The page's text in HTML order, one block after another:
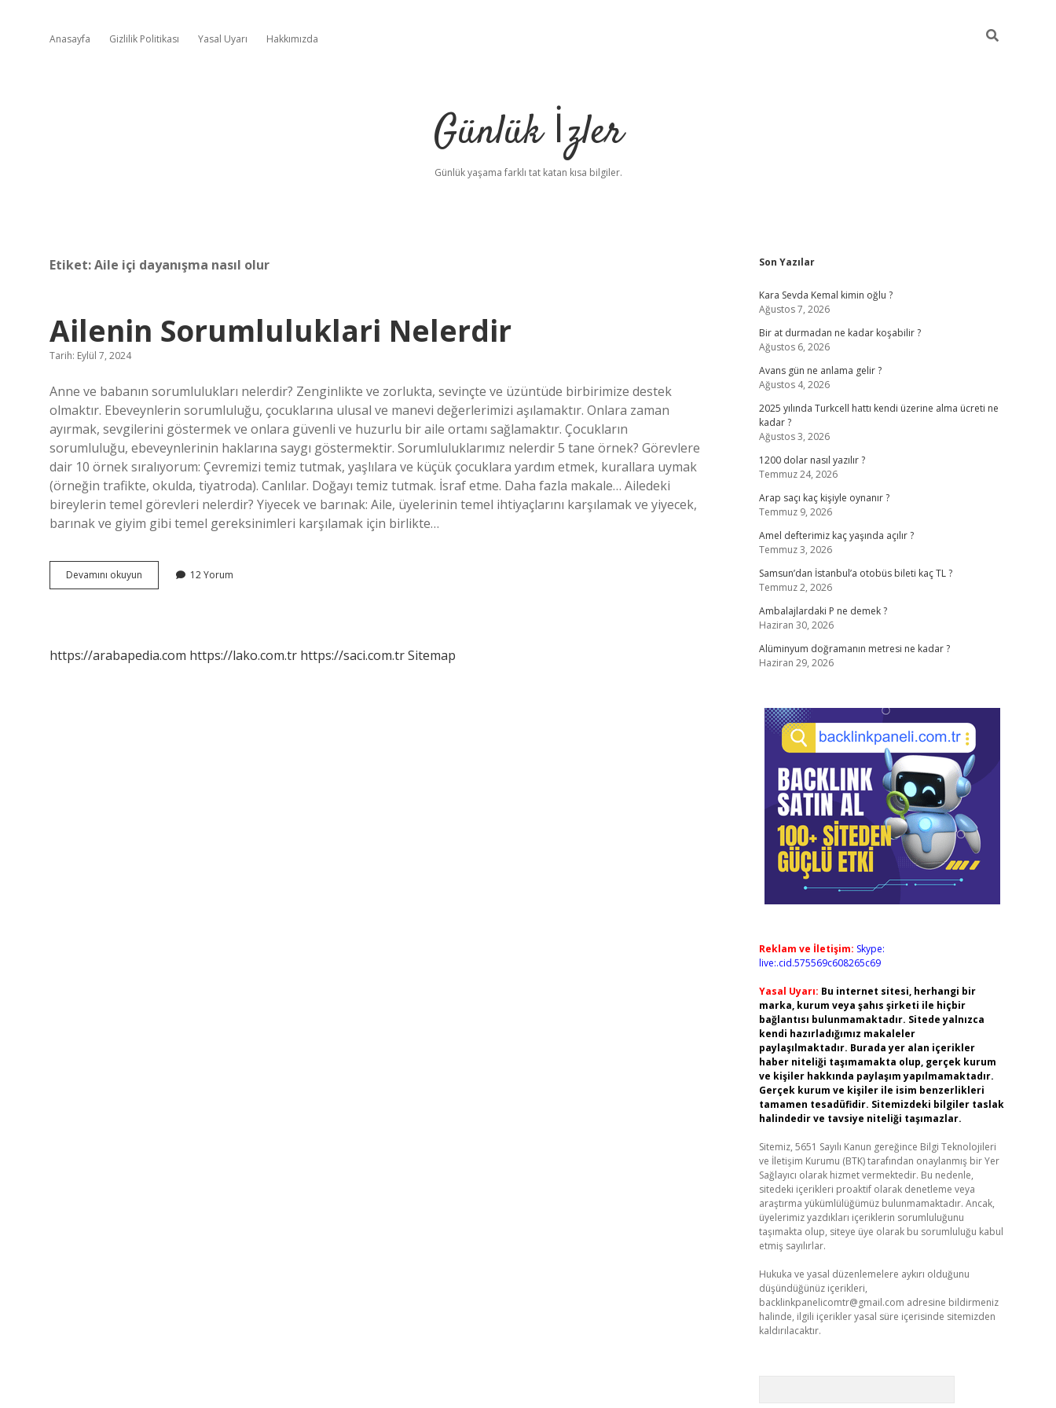
Anasayfa Gizlilik Politikası Yasal Uyarı Hakkımızda
Günlük İzler
Günlük yaşama farklı tat katan kısa bilgiler.
Etiket:Aile içi dayanışma nasıl olur
Ailenin Sorumluluklari Nelerdir
Tarih: Eylül 7, 2024
Anne ve babanın sorumlulukları nelerdir? Zenginlikte ve zorlukta, sevinçte ve üzüntüde birbirimize destek
olmaktır. Ebeveynlerin sorumluluğu, çocuklarına ulusal ve manevi değerlerimizi aşılamaktır. Onlara zaman
ayırmak, sevgilerini göstermek ve onlara güvenli ve huzurlu bir aile ortamı sağlamaktır. Çocukların
sorumluluğu, ebeveynlerinin haklarına saygı göstermektir. Sorumluluklarımız nelerdir 5 tane örnek? Görevlere
dair 10 örnek sıralıyorum: Çevremizi temiz tutmak, yaşlılara ve küçük çocuklara yardım etmek, kurallara uymak
(örneğin trafikte, okulda, tiyatroda). Canlılar. Doğayı temiz tutmak. İsraf etme. Daha fazla makale… Ailedeki
bireylerin temel görevleri nelerdir? Yiyecek ve barınak: Aile, üyelerinin temel ihtiyaçlarını karşılamak ve yiyecek,
barınak ve giyim gibi temel gereksinimleri karşılamak için birlikte…
Devamını okuyun
Sorumluluklari
12 Yorum
https://arabapedia.com https://lako.com.tr https://saci.com.trSitemap
Sidebar
Son Yazılar
Kara Sevda Kemal kimin oğlu ?
Ağustos 7, 2026
Bir at durmadan ne kadar koşabilir ?
Ağustos 6, 2026
Avans gün ne anlama gelir ?
Ağustos 4, 2026
2025 yılında Turkcell hattı kendi üzerine alma ücreti ne
kadar ?
Ağustos 3, 2026
1200 dolar nasıl yazılır ?
Temmuz 24, 2026
Arap saçı kaç kişiyle oynanır ?
Temmuz 9, 2026
Amel defterimiz kaç yaşında açılır ?
Temmuz 3, 2026
Samsun’dan İstanbul’a otobüs bileti kaç TL ?
Temmuz 2, 2026
Ambalajlardaki P ne demek ?
Haziran 30, 2026
Alüminyum doğramanın metresi ne kadar ?
Haziran 29, 2026
Reklam ve İletişim: Skype:
live:.cid.575569c608265c69
Yasal Uyarı: Bu internet sitesi, herhangi bir
marka, kurum veya şahıs şirketi ile hiçbir
bağlantısı bulunmamaktadır. Sitede yalnızca
kendi hazırladığımız makaleler
paylaşılmaktadır. Burada yer alan içerikler
haber niteliği taşımamakta olup, gerçek kurum
ve kişiler hakkında paylaşım yapılmamaktadır.
Gerçek kurum ve kişiler ile isim benzerlikleri
tamamen tesadüfidir. Sitemizdeki bilgiler taslak
halindedir ve tavsiye niteliği taşımazlar.
Sitemiz, 5651 Sayılı Kanun gereğince Bilgi Teknolojileri
ve İletişim Kurumu (BTK) tarafından onaylanmış bir Yer
Sağlayıcı olarak hizmet vermektedir. Bu nedenle,
sitedeki içerikleri proaktif olarak denetleme veya
araştırma yükümlülüğümüz bulunmamaktadır. Ancak,
üyelerimiz yazdıkları içeriklerin sorumluluğunu
taşımakta olup, siteye üye olarak bu sorumluluğu kabul
etmiş sayılırlar.
Hukuka ve yasal düzenlemelere aykırı olduğunu
düşündüğünüz içerikleri,
backlinkpanelicomtr@gmail.com adresine bildirmeniz
halinde, ilgili içerikler yasal süre içerisinde sitemizden
kaldırılacaktır.